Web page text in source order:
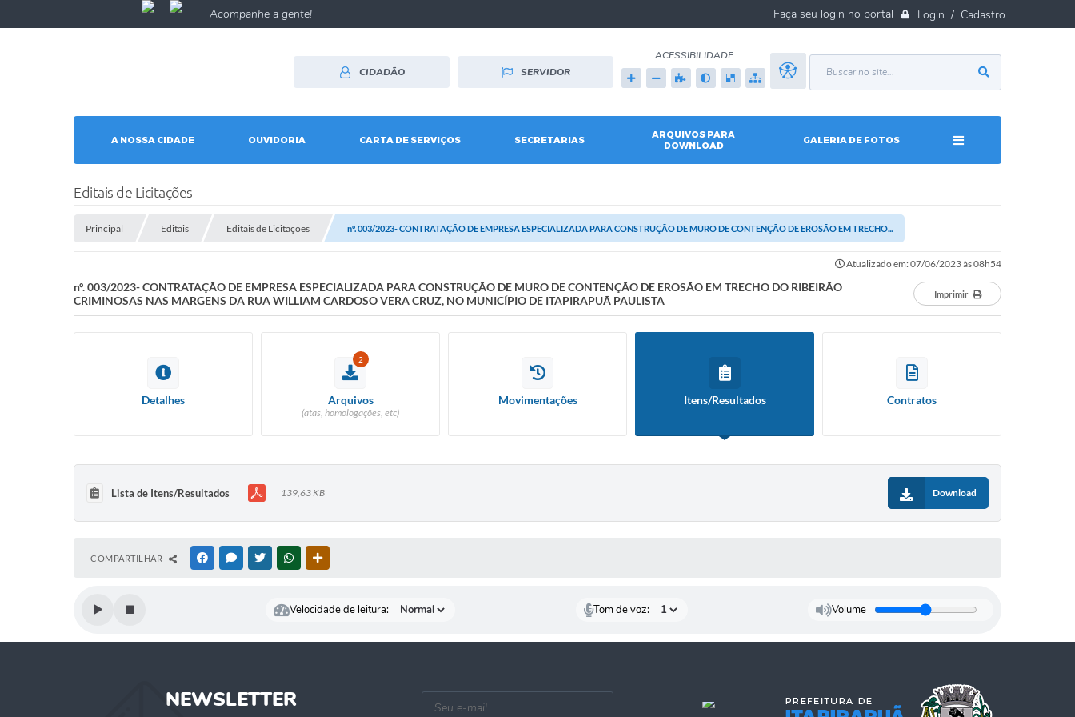
Login / Cadastro
Acompanhe a gente!
CIDADÃO SERVIDOR
ACESSIBILIDADE
A NOSSA CIDADE OUVIDORIA CARTA DE SERVIÇOS SECRETARIAS
ARQUIVOS PARA
DOWNLOAD
GALERIA DE FOTOS
Editais de Licitações
Principal Editais Editais de Licitações nº. 003/2023- CONTRATAÇÃO DE EMPRESA ESPECIALIZADA PARA CONSTRUÇÃO DE MURO DE CONTENÇÃO DE EROSÃO EM TRECHO...
Atualizado em: 07/06/2023 às 08h54
nº. 003/2023- CONTRATAÇÃO DE EMPRESA ESPECIALIZADA PARA CONSTRUÇÃO DE MURO DE CONTENÇÃO DE EROSÃO EM TRECHO DO RIBEIRÃO
CRIMINOSAS NAS MARGENS DA RUA WILLIAM CARDOSO VERA CRUZ, NO MUNICÍPIO DE ITAPIRAPUÃ PAULISTA
Imprimir
Detalhes
2
Arquivos
(atas, homologações, etc)
Movimentações Itens/Resultados Contratos
Lista de Itens/Resultados 139,63 KB Download
COMPARTILHAR FACEBOOKMESSENGER
TWITTERWHATSAPP
Velocidade de leitura: Tom de voz: Volume
NEWSLETTER